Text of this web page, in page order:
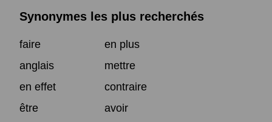
Synonymes les plus recherchés
faire
en plus
anglais
mettre
en effet
contraire
être
avoir